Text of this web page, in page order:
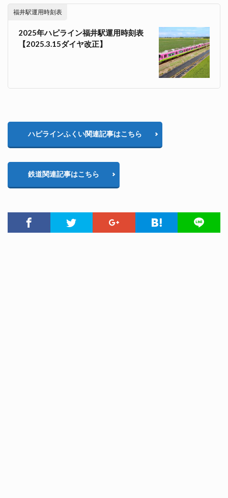
福井駅運用時刻表
2025年ハピライン福井駅運用時刻表
【2025.3.15ダイヤ改正】
ハピラインふくい関連記事はこちら
鉄道関連記事はこちら